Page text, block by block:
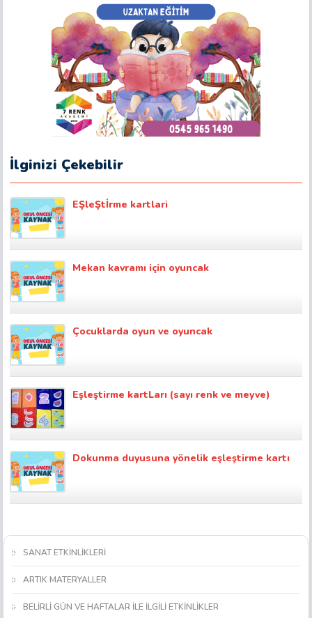
İlginizi Çekebilir
EŞleŞtİrme kartlari
Mekan kavramı için oyuncak
Çocuklarda oyun ve oyuncak
Eşleştirme kartLarı (sayı renk ve meyve)
Dokunma duyusuna yönelik eşleştirme kartı
SANAT ETKİNLİKLERİ
ARTIK MATERYALLER
BELİRLİ GÜN VE HAFTALAR İLE İLGİLİ ETKİNLİKLER